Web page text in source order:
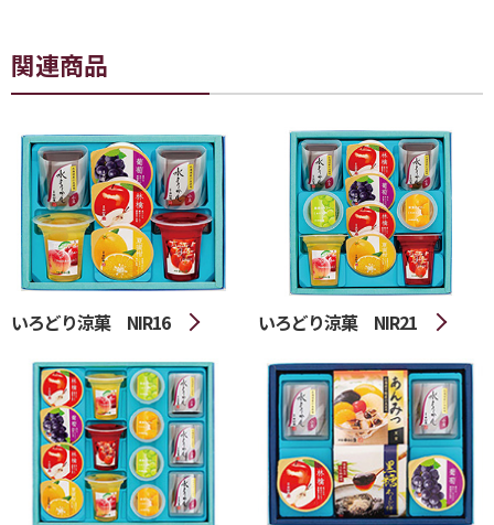
関連商品
いろどり涼菓 NIR16 いろどり涼菓 NIR21